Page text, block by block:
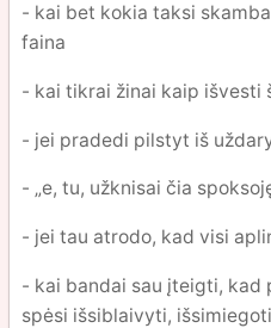
- kai bet kokia taksi
faina
- kai tikrai žinai kaip išvesti
- jei pradedi pilstyt iš
- „e, tu, užknisai čia
- jei tau atrodo, kad visi
- kai bandai sau įteigti, kad
spėsi išsiblaivyti,